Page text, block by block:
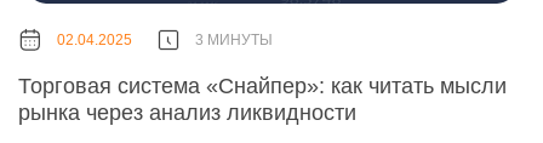
02.04.2025 3 МИНУТЫ
Торговая система «Снайпер»: как читать мысли
рынка через анализ ликвидности